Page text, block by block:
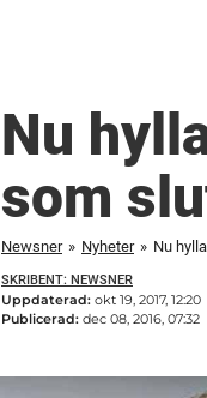
Nu
som
Newsner » Nyheter » Nu
SKRIBENT: NEWSNER
Uppdaterad: okt 19, 2017, 12:20
Publicerad: dec 08, 2016, 07:32